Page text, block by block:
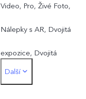
Video, Pro, Živé Foto,
Nálepky s AR, Dvojitá
expozice, Dvojitá
expozice, Dvojitý pohled,
Další